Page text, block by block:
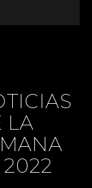
LA
2022